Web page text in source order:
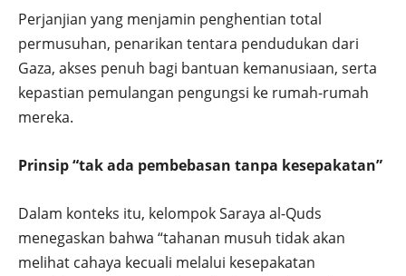
Perjanjian yang menjamin penghentian total
permusuhan, penarikan tentara pendudukan dari
Gaza, akses penuh bagi bantuan kemanusiaan, serta
kepastian pemulangan pengungsi ke rumah-rumah
mereka.
Prinsip “tak ada pembebasan tanpa kesepakatan”
Dalam konteks itu, kelompok Saraya al-Quds
menegaskan bahwa “tahanan musuh tidak akan
melihat cahaya kecuali melalui kesepakatan